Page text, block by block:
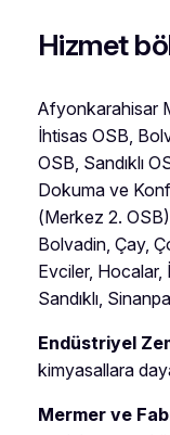
Hizmet
Afyonkarahisar
İhtisas OSB,
OSB, Sandıklı
Dokuma ve
(Merkez 2.
Bolvadin, Çay,
Evciler, Hocalar,
Sandıklı,
Endüstriyel
kimyasallara
Mermer ve